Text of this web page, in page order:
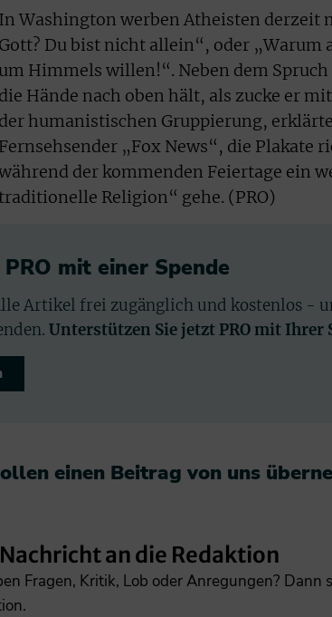
In Washington werben Atheisten derzeit
Gott? Du bist nicht allein“, oder „Warum
um Himmels willen!“. Neben dem
die Hände nach oben hält, als zucke er
der humanistischen Gruppierung,
Fernsehsender „Fox News“, die Plakate
der kommenden Feiertage ein
traditionelle Religion“ gehe. (PRO)
mit einer Spende
Artikel frei zugänglich und kostenlos -
Unterstützen Sie jetzt PRO mit Ihrer
einen Beitrag von uns
an die Redaktion
Fragen, Kritik, Lob oder Anregungen?